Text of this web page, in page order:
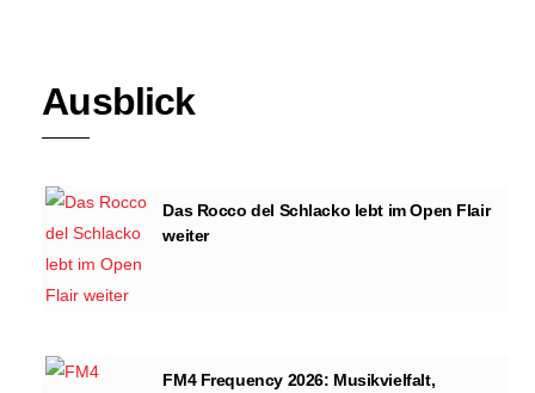
Ausblick
Das Rocco del Schlacko lebt im Open Flair
weiter
FM4 Frequency 2026: Musikvielfalt,